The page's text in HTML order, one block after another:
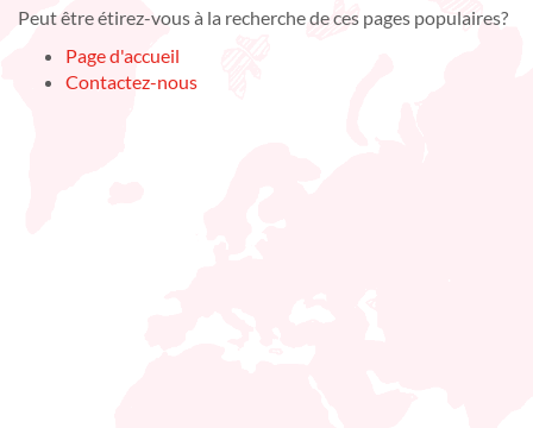
Peut être étirez-vous à la recherche de ces pages populaires?
Page d'accueil
Contactez-nous